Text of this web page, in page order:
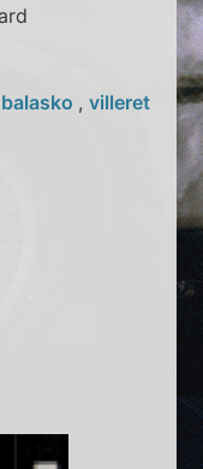
balasko ,villeret